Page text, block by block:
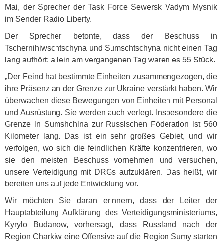
Mai, der Sprecher der Task Force Sewersk Vadym Mysnik
im Sender Radio Liberty.
Der Sprecher betonte, dass der Beschuss in
Tschernihiwschtschyna und Sumschtschyna nicht einen Tag
lang aufhört: allein am vergangenen Tag waren es 55 Stück.
„Der Feind hat bestimmte Einheiten zusammengezogen, die
ihre Präsenz an der Grenze zur Ukraine verstärkt haben. Wir
überwachen diese Bewegungen von Einheiten mit Personal
und Ausrüstung. Sie werden auch verlegt. Insbesondere die
Grenze in Sumshchina zur Russischen Föderation ist 560
Kilometer lang. Das ist ein sehr großes Gebiet, und wir
verfolgen, wo sich die feindlichen Kräfte konzentrieren, wo
sie den meisten Beschuss vornehmen und versuchen,
unsere Verteidigung mit DRGs aufzuklären. Das heißt, wir
bereiten uns auf jede Entwicklung vor.
Wir möchten Sie daran erinnern, dass der Leiter der
Hauptabteilung Aufklärung des Verteidigungsministeriums,
Kyrylo Budanow, vorhersagt, dass Russland nach der
Region Charkiw eine Offensive auf die Region Sumy starten